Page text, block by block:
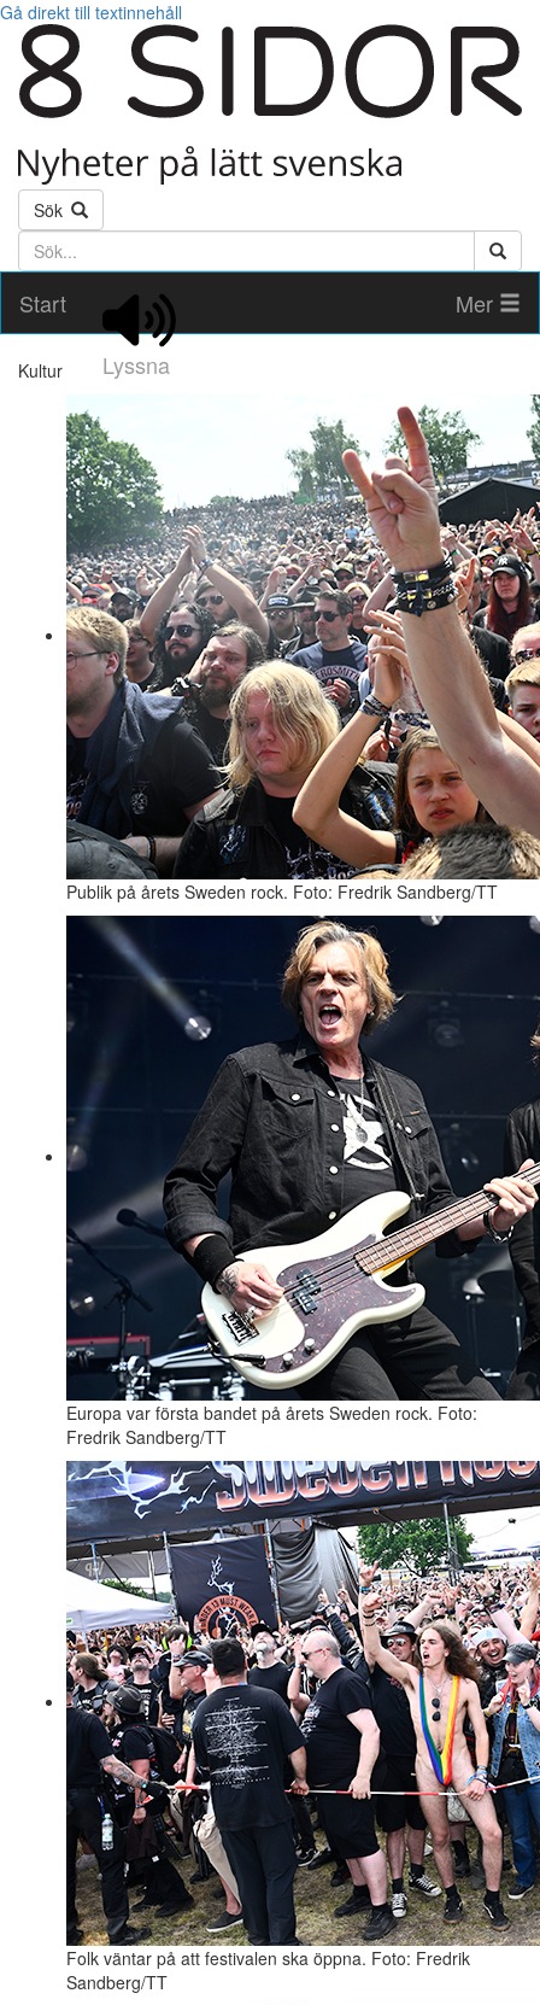
Gå direkt till textinnehåll
Sök
Söktext
Start
Lyssna
Mer
Kultur
Publik på årets Sweden rock. Foto: Fredrik Sandberg/TT
Europa var första bandet på årets Sweden rock. Foto:
Fredrik Sandberg/TT
Folk väntar på att festivalen ska öppna. Foto: Fredrik
Sandberg/TT